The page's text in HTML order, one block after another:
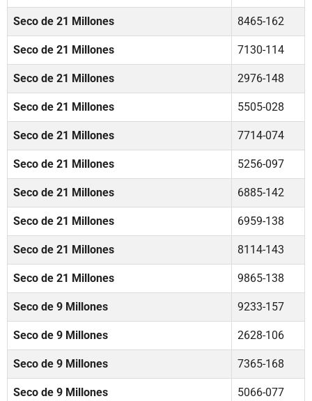
Seco de 21 Millones 8465-162
Seco de 21 Millones 7130-114
Seco de 21 Millones 2976-148
Seco de 21 Millones 5505-028
Seco de 21 Millones 7714-074
Seco de 21 Millones 5256-097
Seco de 21 Millones 6885-142
Seco de 21 Millones 6959-138
Seco de 21 Millones 8114-143
Seco de 21 Millones 9865-138
Seco de 9 Millones 9233-157
Seco de 9 Millones 2628-106
Seco de 9 Millones 7365-168
Seco de 9 Millones 5066-077